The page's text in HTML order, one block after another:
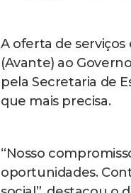
A oferta de
(Avante) ao
pela Secretaria de
que mais precisa.
“Nosso
oportunidades.